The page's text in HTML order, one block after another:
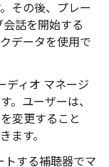
その後、プレー
話を開始する
データを使用で
ディオ マネージ
。ユーザーは、
変更すること
ます。
トする補聴器でマ